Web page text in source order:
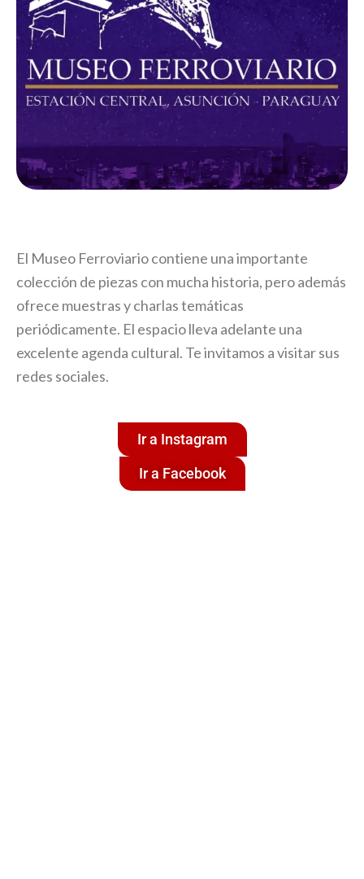
El Museo Ferroviario contiene una importante
colección de piezas con mucha historia, pero además
ofrece muestras y charlas temáticas
periódicamente. El espacio lleva adelante una
excelente agenda cultural. Te invitamos a visitar sus
redes sociales.
Ir a Instagram
Ir a Facebook